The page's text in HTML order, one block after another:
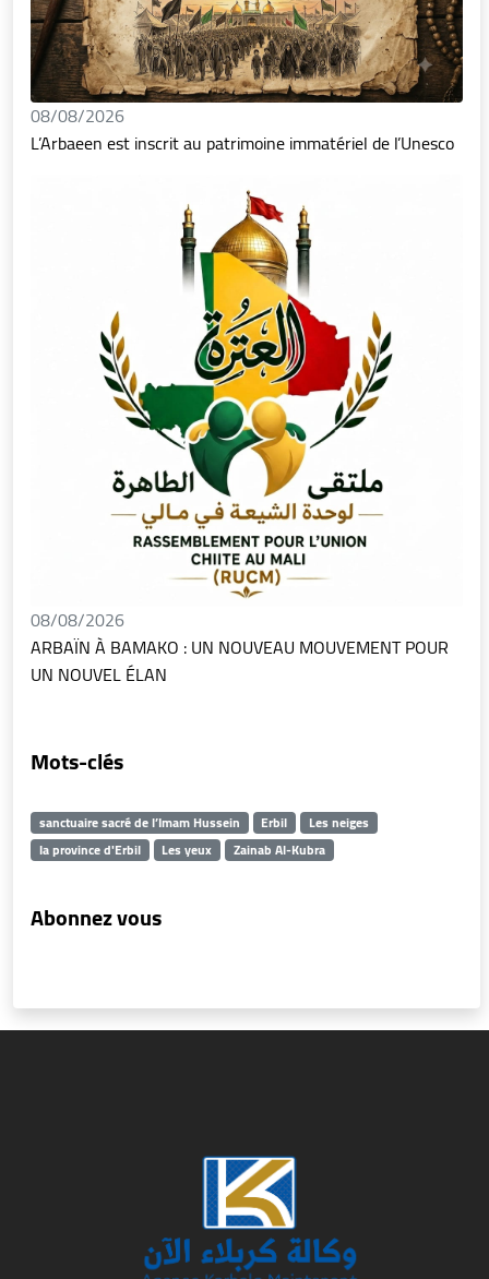
08/08/2026
L’Arbaeen est inscrit au patrimoine immatériel de l’Unesco
08/08/2026
ARBAÏN À BAMAKO : UN NOUVEAU MOUVEMENT POUR
UN NOUVEL ÉLAN
Mots-clés
sanctuaire sacré de l’Imam Hussein Erbil
Les neiges
la province d'Erbil
Les yeux Zainab Al-Kubra
Abonnez vous